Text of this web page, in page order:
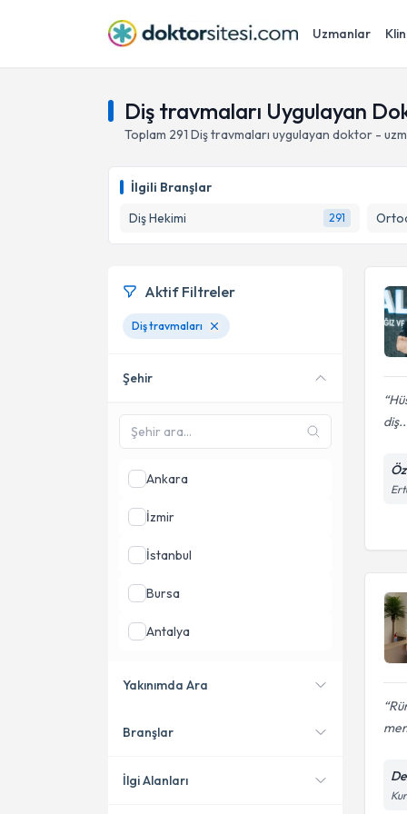
Uzmanlar
Diş travmaları Uygulayan
Toplam 291 Diş travmaları uygulayan doktor -
İlgili Branşlar
Diş Hekimi
291
Aktif Filtreler
Diş travmaları
Şehir
Ankara
İzmir
İstanbul
Bursa
Antalya
Yakınımda Ara
Konumuma yakın uzmanları
Branşlar
İlgi Alanları